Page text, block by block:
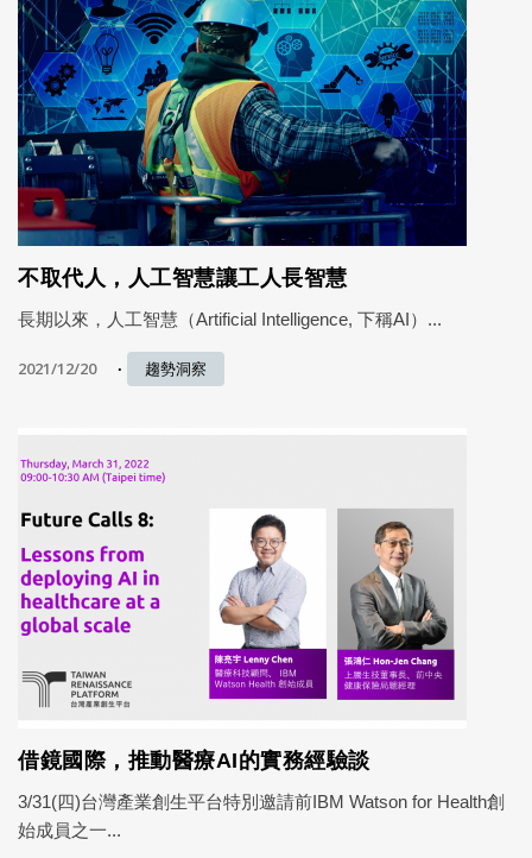
不取代人，人工智慧讓工人長智慧
長期以來，人工智慧（Artificial Intelligence, 下稱AI）...
2021/12/20 趨勢洞察
借鏡國際，推動醫療AI的實務經驗談
3/31(四)台灣產業創生平台特別邀請前IBM Watson for Health創
始成員之一...